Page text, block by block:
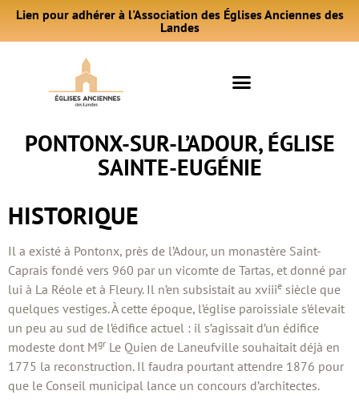
Lien pour adhérer à l'Association des Églises Anciennes des
Landes
PONTONX-SUR-L’ADOUR, ÉGLISE
SAINTE-EUGÉNIE
HISTORIQUE
Il a existé à Pontonx, près de l’Adour, un monastère Saint-
Caprais fondé vers 960 par un vicomte de Tartas, et donné par
lui à La Réole et à Fleury. Il n’en subsistait au xviiie siècle que
quelques vestiges. À cette époque, l’église paroissiale s’élevait
un peu au sud de l’édifice actuel : il s’agissait d’un édifice
modeste dont Mgr Le Quien de Laneufville souhaitait déjà en
1775 la reconstruction. Il faudra pourtant attendre 1876 pour
que le Conseil municipal lance un concours d’architectes.